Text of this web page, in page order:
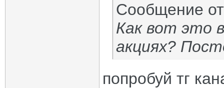
Сообщение
Как вот это
акциях?
попробуй тг